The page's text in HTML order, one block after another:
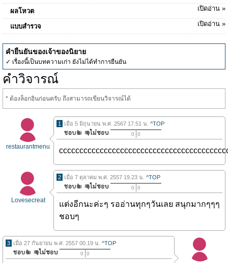
ผลโหวต เปิดอ่าน »
แบบสำรวจ เปิดอ่าน »
คำยืนยันของเจ้าของนิยาย
✓ เรื่องนี้เป็นบทความเก่า ยังไม่ได้ทำการยืนยัน
คำวิจารณ์
* ต้องล็อกอินก่อนครับ ถึงสามารถเขียนวิจารณ์ได้
restaurantmenu
1 เมื่อ 5 มิถุนายน พ.ศ. 2567 17.51 น. ^TOP
0 0
Lovesecreat
2 เมื่อ 7 ตุลาคม พ.ศ. 2557 19.23 น. ^TOP
0 0
แต่งอีกนะค่ะๆ รออ่านทุกๆวันเลย สนุกมากๆๆๆ
ชอบๆ
3 เมื่อ 27 กันยายน พ.ศ. 2557 00.19 น. ^TOP
0 0